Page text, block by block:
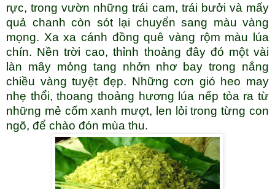
rực, trong vườn những trái cam, trái bưởi và mấy
quả chanh còn sót lại chuyển sang màu vàng
mọng. Xa xa cánh đồng quê vàng rộm màu lúa
chín. Nền trời cao, thỉnh thoảng đây đó một vài
làn mây mỏng tang nhởn nhơ bay trong nắng
chiều vàng tuyệt đẹp. Những cơn gió heo may
nhẹ thổi, thoang thoảng hương lúa nếp tỏa ra từ
những mẻ cốm xanh mượt, len lỏi trong từng con
ngõ, để chào đón mùa thu.